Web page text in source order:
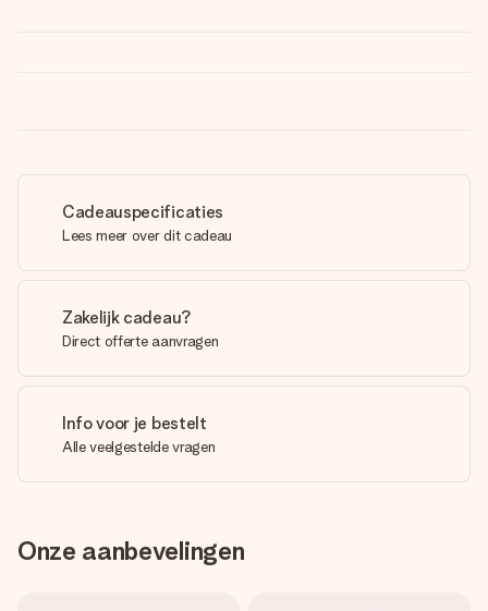
Cadeauspecificaties
Lees meer over dit cadeau
Zakelijk cadeau?
Direct offerte aanvragen
Info voor je bestelt
Alle veelgestelde vragen
Onze aanbevelingen